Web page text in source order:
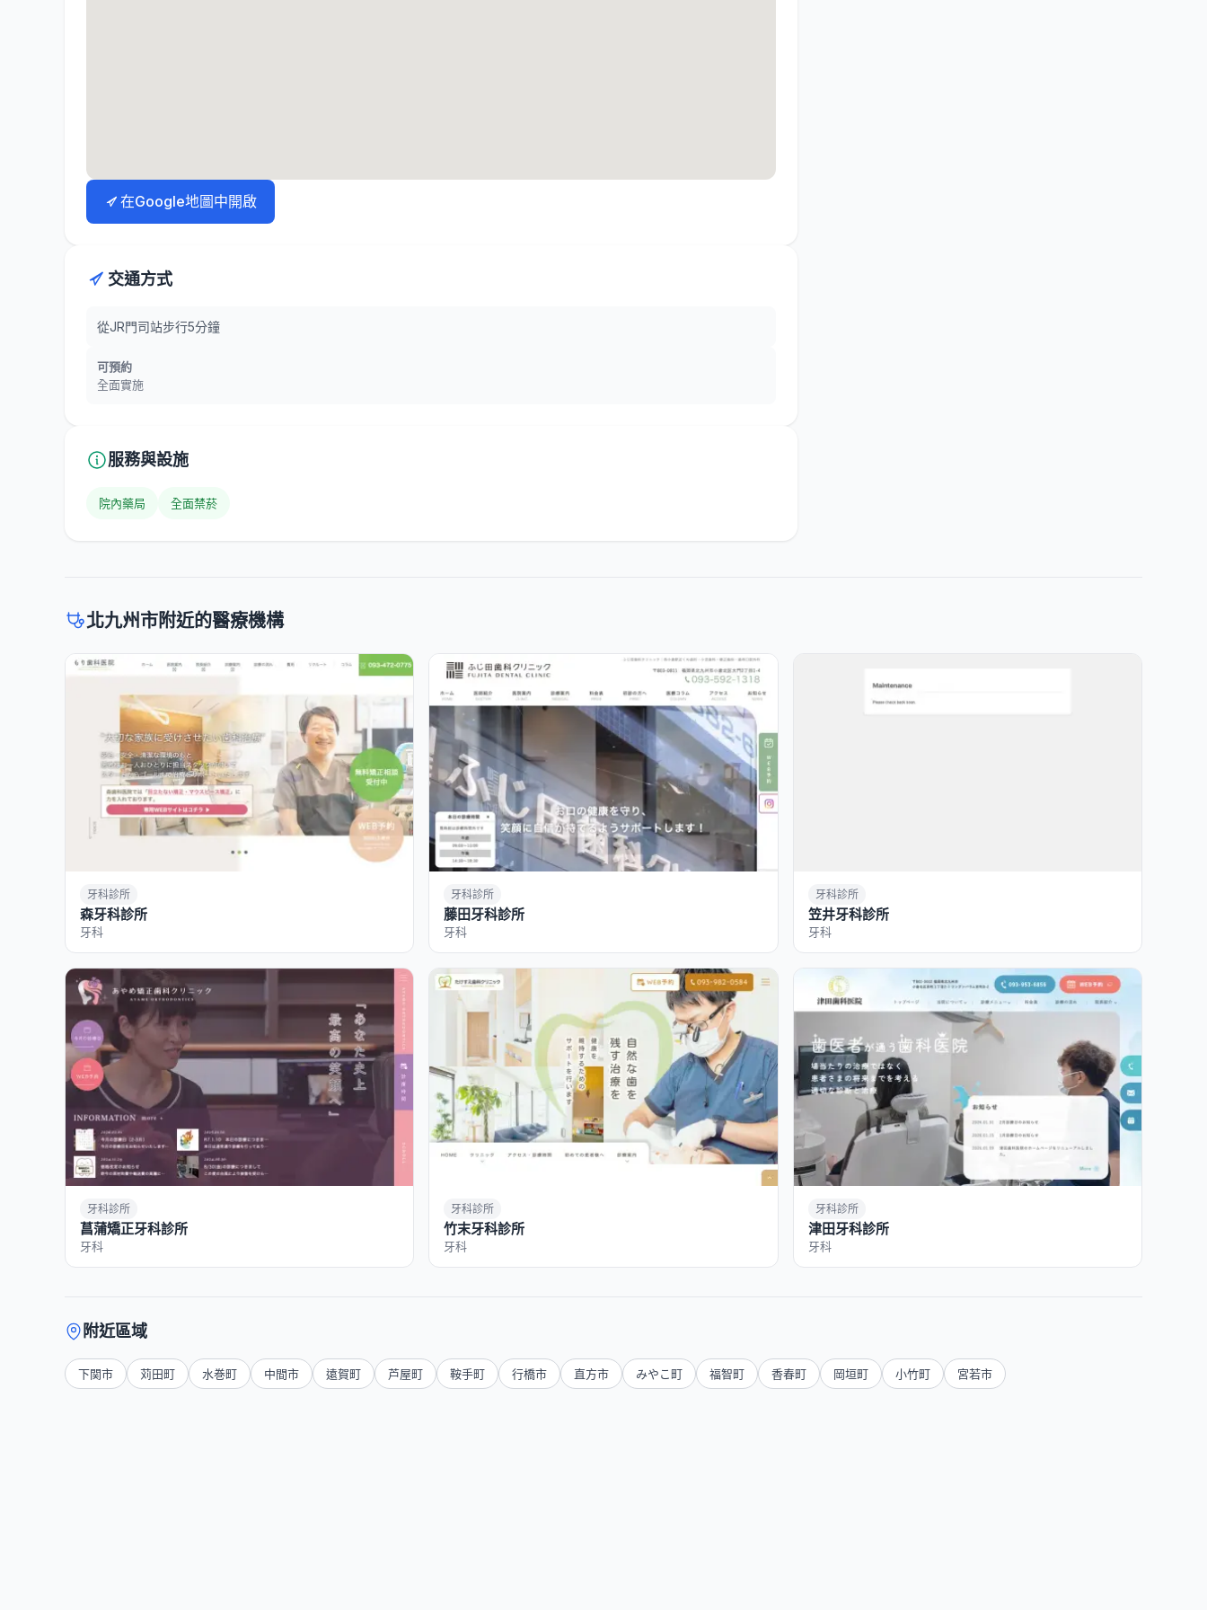
在Google地圖中開啟
交通方式
從JR門司站步行5分鐘
可預約
全面實施
服務與設施
院內藥局 全面禁菸
北九州市附近的醫療機構
牙科診所
森牙科診所
牙科
牙科診所
藤田牙科診所
牙科
牙科診所
笠井牙科診所
牙科
牙科診所
菖蒲矯正牙科診所
牙科
牙科診所
竹末牙科診所
牙科
牙科診所
津田牙科診所
牙科
附近區域
下関市 苅田町 水巻町 中間市 遠賀町 芦屋町 鞍手町 行橋市 直方市 みやこ町 福智町 香春町 岡垣町 小竹町 宮若市